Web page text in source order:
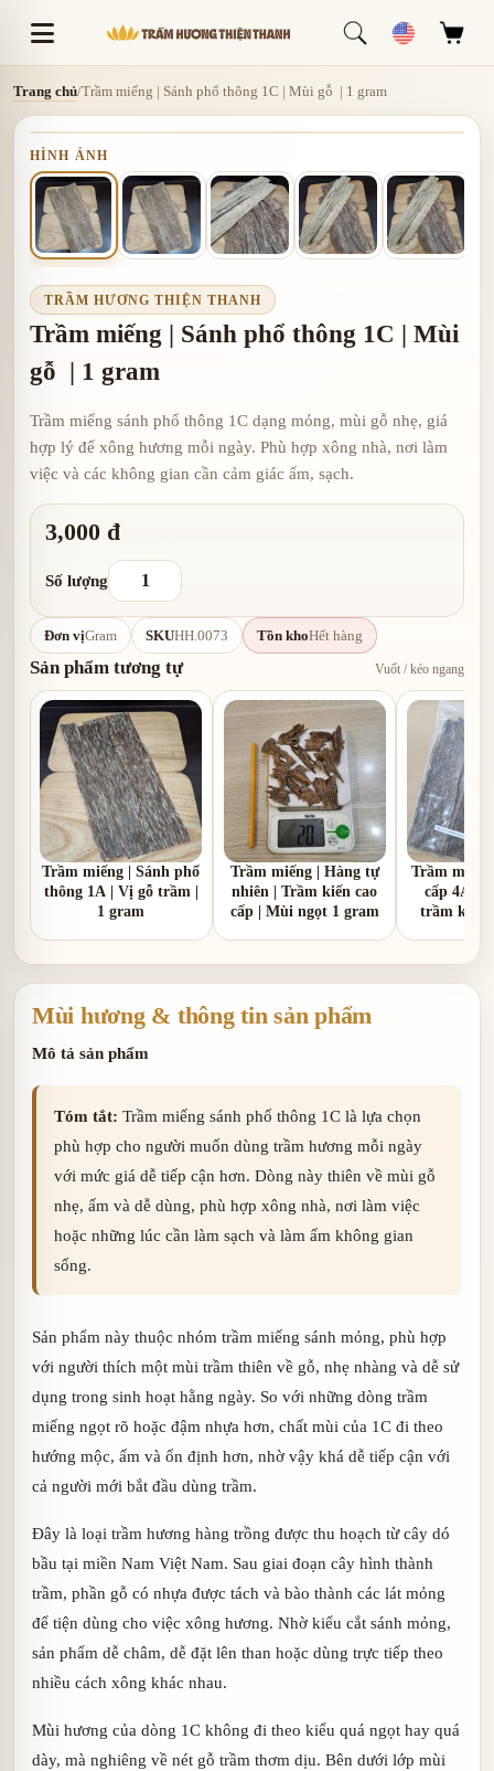
Trang chủ/Trầm miếng | Sánh phổ thông 1C | Mùi gỗ | 1 gram
HÌNH ẢNH
TRẦM HƯƠNG THIỆN THANH
Trầm miếng | Sánh phổ thông 1C | Mùi
gỗ | 1 gram
Trầm miếng sánh phổ thông 1C dạng mỏng, mùi gỗ nhẹ, giá
hợp lý để xông hương mỗi ngày. Phù hợp xông nhà, nơi làm
việc và các không gian cần cảm giác ấm, sạch.
3,000 đ
Số lượng
Đơn vịGram SKUHH.0073 Tồn khoHết hàng
Sản phẩm tương tự Vuốt / kéo ngang
Trầm miếng | Sánh phổ
thông 1A | Vị gỗ trầm |
1 gram
Trầm miếng | Hàng tự
nhiên | Trầm kiến cao
cấp | Mùi ngọt 1 gram
Trầm
cấp 4A |
trầm kèm
Mùi hương & thông tin sản phẩm
Mô tả sản phẩm
Tóm tắt: Trầm miếng sánh phổ thông 1C là lựa chọn
phù hợp cho người muốn dùng trầm hương mỗi ngày
với mức giá dễ tiếp cận hơn. Dòng này thiên về mùi gỗ
nhẹ, ấm và dễ dùng, phù hợp xông nhà, nơi làm việc
hoặc những lúc cần làm sạch và làm ấm không gian
sống.
Sản phẩm này thuộc nhóm trầm miếng sánh mỏng, phù hợp
với người thích một mùi trầm thiên về gỗ, nhẹ nhàng và dễ sử
dụng trong sinh hoạt hằng ngày. So với những dòng trầm
miếng ngọt rõ hoặc đậm nhựa hơn, chất mùi của 1C đi theo
hướng mộc, ấm và ổn định hơn, nhờ vậy khá dễ tiếp cận với
cả người mới bắt đầu dùng trầm.
Đây là loại trầm hương hàng trồng được thu hoạch từ cây dó
bầu tại miền Nam Việt Nam. Sau giai đoạn cây hình thành
trầm, phần gỗ có nhựa được tách và bào thành các lát mỏng
để tiện dùng cho việc xông hương. Nhờ kiểu cắt sánh mỏng,
sản phẩm dễ châm, dễ đặt lên than hoặc dùng trực tiếp theo
nhiều cách xông khác nhau.
Mùi hương của dòng 1C không đi theo kiểu quá ngọt hay quá
dày, mà nghiêng về nét gỗ trầm thơm dịu. Bên dưới lớp mùi